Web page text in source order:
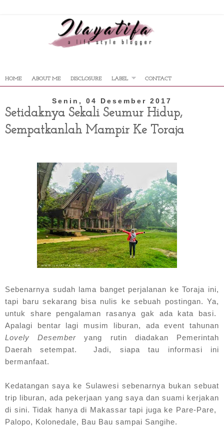
HOME ABOUT ME DISCLOSURE LABEL CONTACT
Senin, 04 Desember 2017
Setidaknya Sekali Seumur Hidup,
Sempatkanlah Mampir Ke Toraja
Sebenarnya sudah lama banget perjalanan ke Toraja ini,
tapi baru sekarang bisa nulis ke sebuah postingan. Ya,
untuk share pengalaman rasanya gak ada kata basi.
Apalagi bentar lagi musim liburan, ada event tahunan
Lovely Desember yang rutin diadakan Pemerintah
Daerah setempat. Jadi, siapa tau informasi ini
bermanfaat.
Kedatangan saya ke Sulawesi sebenarnya bukan sebuat
trip liburan, ada pekerjaan yang saya dan suami kerjakan
di sini. Tidak hanya di Makassar tapi juga ke Pare-Pare,
Palopo, Kolonedale, Bau Bau sampai Sangihe.